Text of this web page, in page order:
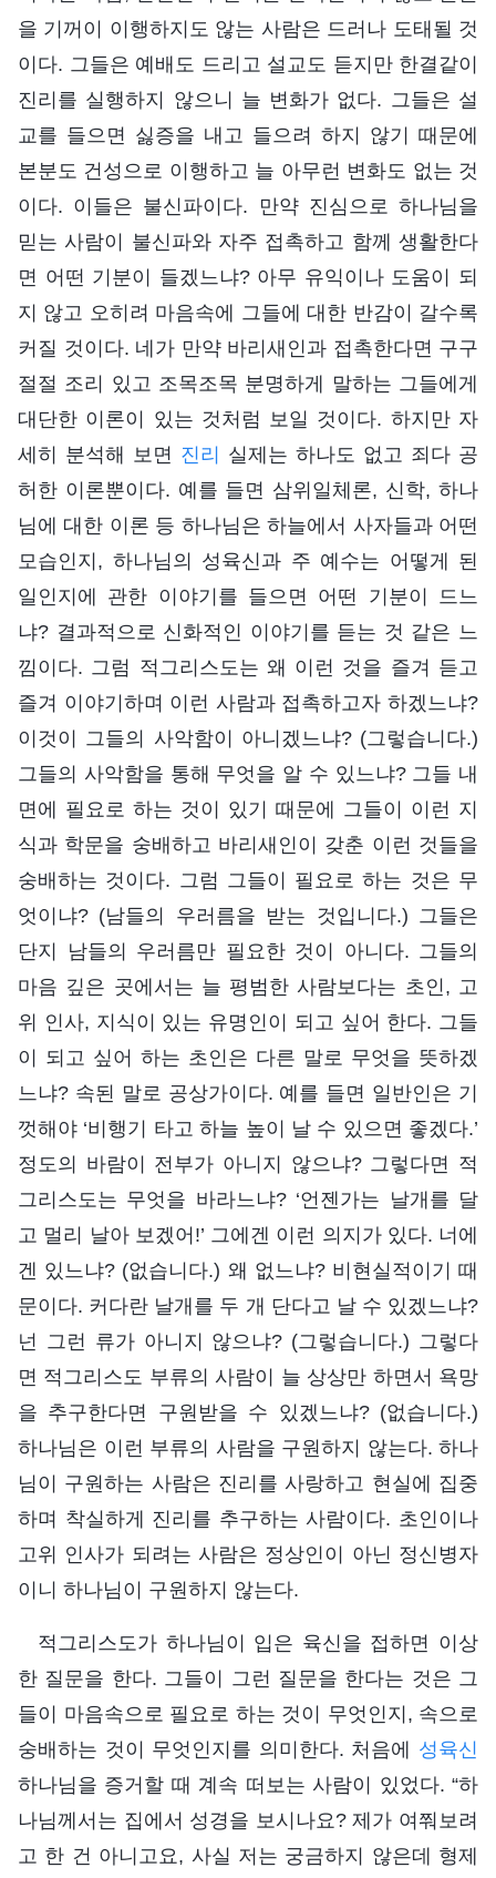
을 기꺼이 이행하지도 않는 사람은 드러나 도태될 것
이다. 그들은 예배도 드리고 설교도 듣지만 한결같이
진리를 실행하지 않으니 늘 변화가 없다. 그들은 설
교를 들으면 싫증을 내고 들으려 하지 않기 때문에
본분도 건성으로 이행하고 늘 아무런 변화도 없는 것
이다. 이들은 불신파이다. 만약 진심으로 하나님을
믿는 사람이 불신파와 자주 접촉하고 함께 생활한다
면 어떤 기분이 들겠느냐? 아무 유익이나 도움이 되
지 않고 오히려 마음속에 그들에 대한 반감이 갈수록
커질 것이다. 네가 만약 바리새인과 접촉한다면 구구
절절 조리 있고 조목조목 분명하게 말하는 그들에게
대단한 이론이 있는 것처럼 보일 것이다. 하지만 자
세히 분석해 보면 진리 실제는 하나도 없고 죄다 공
허한 이론뿐이다. 예를 들면 삼위일체론, 신학, 하나
님에 대한 이론 등 하나님은 하늘에서 사자들과 어떤
모습인지, 하나님의 성육신과 주 예수는 어떻게 된
일인지에 관한 이야기를 들으면 어떤 기분이 드느
냐? 결과적으로 신화적인 이야기를 듣는 것 같은 느
낌이다. 그럼 적그리스도는 왜 이런 것을 즐겨 듣고
즐겨 이야기하며 이런 사람과 접촉하고자 하겠느냐?
이것이 그들의 사악함이 아니겠느냐? (그렇습니다.)
그들의 사악함을 통해 무엇을 알 수 있느냐? 그들 내
면에 필요로 하는 것이 있기 때문에 그들이 이런 지
식과 학문을 숭배하고 바리새인이 갖춘 이런 것들을
숭배하는 것이다. 그럼 그들이 필요로 하는 것은 무
엇이냐? (남들의 우러름을 받는 것입니다.) 그들은
단지 남들의 우러름만 필요한 것이 아니다. 그들의
마음 깊은 곳에서는 늘 평범한 사람보다는 초인, 고
위 인사, 지식이 있는 유명인이 되고 싶어 한다. 그들
이 되고 싶어 하는 초인은 다른 말로 무엇을 뜻하겠
느냐? 속된 말로 공상가이다. 예를 들면 일반인은 기
껏해야 ‘비행기 타고 하늘 높이 날 수 있으면 좋겠다.’
정도의 바람이 전부가 아니지 않으냐? 그렇다면 적
그리스도는 무엇을 바라느냐? ‘언젠가는 날개를 달
고 멀리 날아 보겠어!’ 그에겐 이런 의지가 있다. 너에
겐 있느냐? (없습니다.) 왜 없느냐? 비현실적이기 때
문이다. 커다란 날개를 두 개 단다고 날 수 있겠느냐?
넌 그런 류가 아니지 않으냐? (그렇습니다.) 그렇다
면 적그리스도 부류의 사람이 늘 상상만 하면서 욕망
을 추구한다면 구원받을 수 있겠느냐? (없습니다.)
하나님은 이런 부류의 사람을 구원하지 않는다. 하나
님이 구원하는 사람은 진리를 사랑하고 현실에 집중
하며 착실하게 진리를 추구하는 사람이다. 초인이나
고위 인사가 되려는 사람은 정상인이 아닌 정신병자
이니 하나님이 구원하지 않는다.
적그리스도가 하나님이 입은 육신을 접하면 이상
한 질문을 한다. 그들이 그런 질문을 한다는 것은 그
들이 마음속으로 필요로 하는 것이 무엇인지, 속으로
숭배하는 것이 무엇인지를 의미한다. 처음에 성육신
하나님을 증거할 때 계속 떠보는 사람이 있었다. “하
나님께서는 집에서 성경을 보시나요? 제가 여쭤보려
고 한 건 아니고요, 사실 저는 궁금하지 않은데 형제